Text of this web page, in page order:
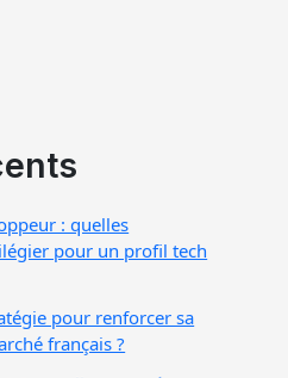
: quelles
pour un profil tech
pour renforcer sa
français ?